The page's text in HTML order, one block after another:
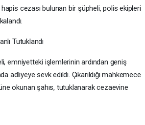
cezası bulunan bir şüpheli, polis ekipleri
Tutuklandı
emniyetteki işlemlerinin ardından geniş
adliyeye sevk edildi. Çıkarıldığı mahkemece
okunan şahıs, tutuklanarak cezaevine